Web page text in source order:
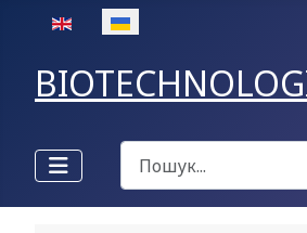
Оберіть свою мову
Пошук